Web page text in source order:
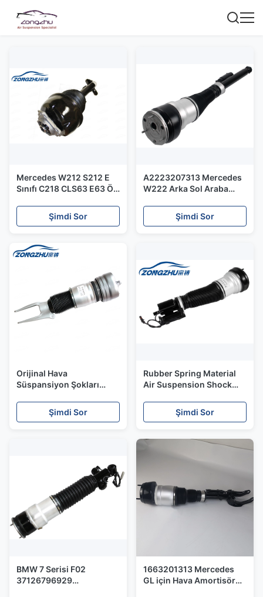
Mercedes W212 S212 E
Sınıfı C218 CLS63 E63 Ön
2123203138
Şimdi Sor
A2223207313 Mercedes
W222 Arka Sol Araba
Parçaları / Oto
Amortisörler
Şimdi Sor
Orijinal Hava
Süspansiyon Şokları
Otomotiv Amortisörleri
Şimdi Sor
Rubber Spring Material
Air Suspension Shock
4 Matic
Şimdi Sor
BMW 7 Serisi F02
37126796929
1663201313 Mercedes
GL için Hava Amortisörü -